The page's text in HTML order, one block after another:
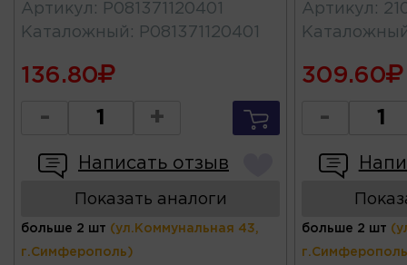
Артикул :
Р081371120401
Каталожный : Р081371120401
136.80
- +
Написать отзыв
Показать аналоги
больше 2 шт (ул.Коммунальная 43,
г.Симферополь)
Артикул :
309.60
-
больше 2 шт